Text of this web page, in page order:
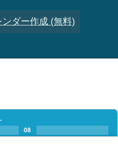
ンダー作成 (無料)
08